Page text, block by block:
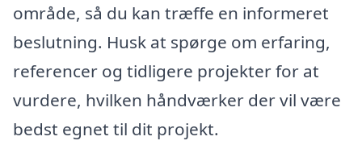
område, så du kan træffe en informeret
beslutning. Husk at spørge om erfaring,
referencer og tidligere projekter for at
vurdere, hvilken håndværker der vil være
bedst egnet til dit projekt.